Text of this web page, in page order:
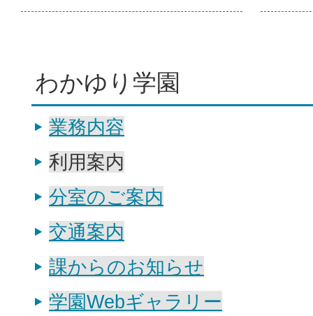
わかゆり学園
業務内容
利用案内
分室のご案内
交通案内
課からのお知らせ
学園Webギャラリー